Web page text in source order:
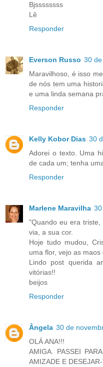
Bjssssssss
Lê
Responder
Everson Russo 30
Maravilhoso, é isso
de nós tem uma
e uma linda semana
Responder
Kelly Kobor Dias 30
Adorei o texto. Uma
de cada um; tenha
Responder
Marlene Maravilha
"Quando eu era
via, a sua cor.
Hoje tudo mudou,
uma flor, vejo as
Lindo post querida
vitórias!!
beijos
Responder
Ângela 30 de
OLÁ ANA!!!
AMIGA. PASSEI
AMIZADE E